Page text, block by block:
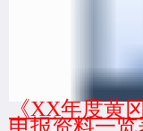
《XX年度黄